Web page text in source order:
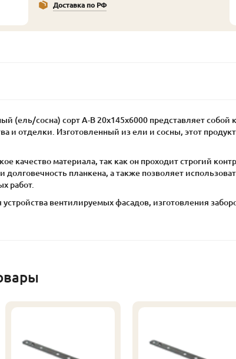
Доставка по РФ
(ель/сосна) сорт А-В 20х145х6000 представляет собой
и отделки. Изготовленный из ели и сосны, этот
качество материала, так как он проходит строгий
долговечность планкена, а также позволяет
работ.
вентилируемых фасадов, изготовления